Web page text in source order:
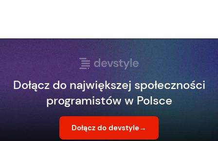
Dołącz do największej społeczności
programistów w Polsce
Dołącz do devstyle→